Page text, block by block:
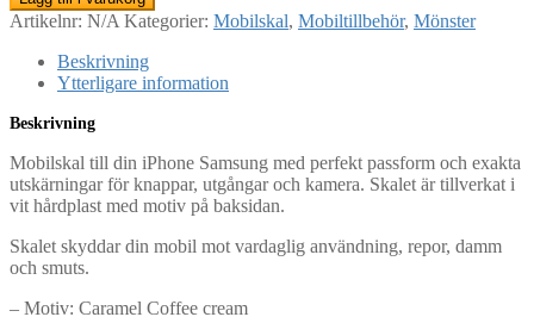
Artikelnr: N/A Kategorier: Mobilskal, Mobiltillbehör, Mönster
Beskrivning
Ytterligare information
Beskrivning
Mobilskal till din iPhone Samsung med perfekt passform och exakta
utskärningar för knappar, utgångar och kamera. Skalet är tillverkat i
vit hårdplast med motiv på baksidan.
Skalet skyddar din mobil mot vardaglig användning, repor, damm
och smuts.
– Motiv: Caramel Coffee cream